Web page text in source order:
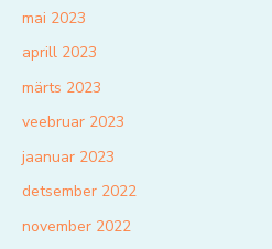
mai 2023
aprill 2023
märts 2023
veebruar 2023
jaanuar 2023
detsember 2022
november 2022